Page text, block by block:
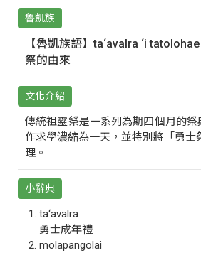
魯凱族
【魯凱族語】ta‘avalra ‘i
祭的由來
文化介紹
傳統祖靈祭是一系列為期四個月的
作求學濃縮為一天，並特別將「勇士
理。
小辭典
ta‘avalra
勇士成年禮
molapangolai